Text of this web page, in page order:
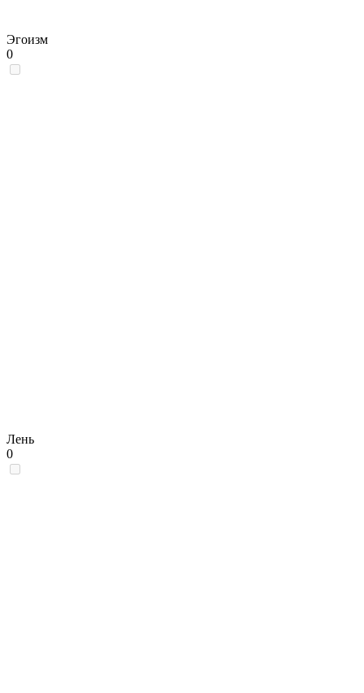
Эгоизм
0
Лень
0